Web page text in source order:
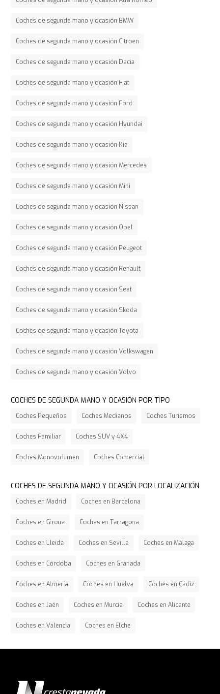
Coches de segunda mano y ocasión BMW
Coches de segunda mano y ocasión Citroen
Coches de segunda mano y ocasión Dacia
Coches de segunda mano y ocasión Fiat
Coches de segunda mano y ocasión Ford
Coches de segunda mano y ocasión Hyundai
Coches de segunda mano y ocasión Kia
Coches de segunda mano y ocasión Mercedes
Coches de segunda mano y ocasión Mini
Coches de segunda mano y ocasión Nissan
Coches de segunda mano y ocasión Opel
Coches de segunda mano y ocasión Peugeot
Coches de segunda mano y ocasión Renault
Coches de segunda mano y ocasión Seat
Coches de segunda mano y ocasión Skoda
Coches de segunda mano y ocasión Toyota
Coches de segunda mano y ocasión Volkswagen
Coches de segunda mano y ocasión Volvo
COCHES DE SEGUNDA MANO Y OCASIÓN POR TIPO
Coches Pequeños Coches Medianos Coches Turismos
Coches Familiar Coches SUV y 4X4
Coches Monovolumen Coches Comercial
COCHES DE SEGUNDA MANO Y OCASIÓN POR LOCALIZACIÓN
Coches en Madrid Coches en Barcelona
Coches en Girona Coches en Tarragona
Coches en Lleida Coches en Sevilla Coches en Málaga
Coches en Córdoba Coches en Granada
Coches en Almería Coches en Huelva Coches en Cádiz
Coches en Jaén Coches en Murcia Coches en Alicante
Coches en Valencia Coches en Elche